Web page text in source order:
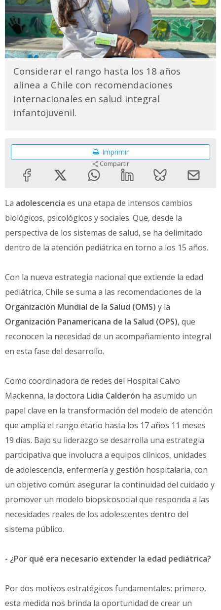
Considerar el rango hasta los 18 años
alinea a Chile con recomendaciones
internacionales en salud integral
infantojuvenil.
Imprimir
Compartir
La adolescencia es una etapa de intensos cambios
biológicos, psicológicos y sociales. Que, desde la
perspectiva de los sistemas de salud, se ha delimitado
dentro de la atención pediátrica en torno a los 15 años.
Con la nueva estrategia nacional que extiende la edad
pediátrica, Chile se suma a las recomendaciones de la
Organización Mundial de la Salud (OMS) y la
Organización Panamericana de la Salud (OPS), que
reconocen la necesidad de un acompañamiento integral
en esta fase del desarrollo.
Como coordinadora de redes del Hospital Calvo
Mackenna, la doctora Lidia Calderón ha asumido un
papel clave en la transformación del modelo de atención
que amplía el rango etario hasta los 17 años 11 meses
19 días. Bajo su liderazgo se desarrolla una estrategia
participativa que involucra a equipos clínicos, unidades
de adolescencia, enfermería y gestión hospitalaria, con
un objetivo común: asegurar la continuidad del cuidado y
promover un modelo biopsicosocial que responda a las
necesidades reales de los adolescentes dentro del
sistema público.
- ¿Por qué era necesario extender la edad pediátrica?
Por dos motivos estratégicos fundamentales: primero,
esta medida nos brinda la oportunidad de crear un